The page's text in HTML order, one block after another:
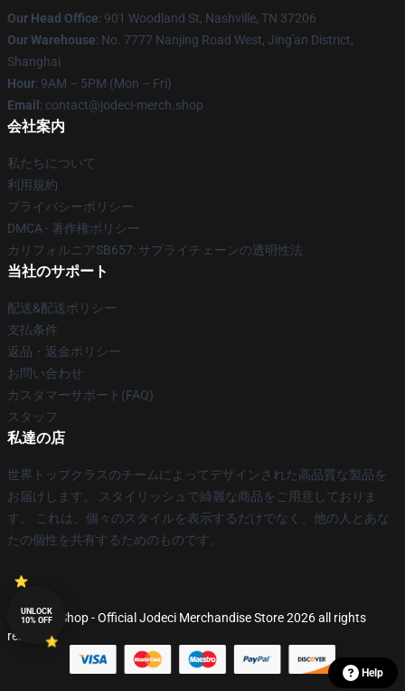
Our Head Office: 901 Woodland St, Nashville, TN 37206
Our Warehouse: No. 7777 Nanjing Road West, Jing'an District,
Shanghai
Hour: 9AM – 5PM (Mon – Fri)
Email : contact@jodeci-merch.shop
会社案内
私たちについて
利用規約
プライバシーポリシー
DMCA - 著作権ポリシー
カリフォルニアSB657: サプライチェーンの透明性法
当社のサポート
配送&配送ポリシー
支払条件
返品・返金ポリシー
お問い合わせ
カスタマーサポート(FAQ)
スタッフ
私達の店
世界トップクラスのチームによってデザインされた高品質な製品を
お届けします。 スタイリッシュで綺麗な商品をご用意しておりま
す。 これは、個々のスタイルを表示するだけでなく、他の人とあな
たの個性を共有するためのものです。
© Jodeci Shop - Official Jodeci Merchandise Store 2026 all rights
reserved
UNLOCK
10% OFF
Help